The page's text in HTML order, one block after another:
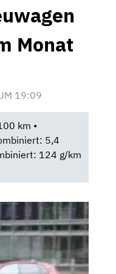
Monat
19:09
km •
5,4
124 g/km